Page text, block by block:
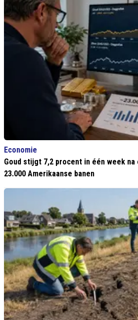
Economie
Goud stijgt 7,2 procent in één week
23.000 Amerikaanse banen